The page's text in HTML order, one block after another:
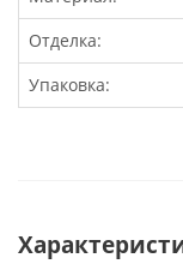
Отделка:
Упаковка: